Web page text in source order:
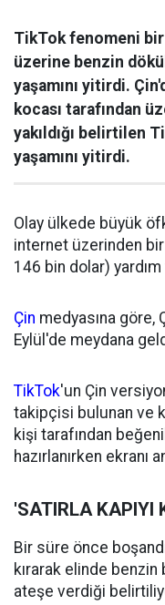
TikTok fenomeni bir
üzerine benzin
yaşamını yitirdi.
kocası tarafından
yakıldığı belirtilen
yaşamını yitirdi.
Olay ülkede büyük
internet üzerinden
146 bin dolar) yardım
Çin medyasına göre,
Eylül'de meydana
TikTok'un Çin
takipçisi bulunan ve
kişi tarafından
hazırlanırken ekranı
'SATIRLA KAPIYI
Bir süre önce
kırarak elinde
ateşe verdiği